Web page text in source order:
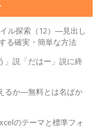
ル探索（12）―見出し
る確実・簡単な方法
」説「だはー」説に終
るか―無料とは名ばか
のテーマと標準フォ